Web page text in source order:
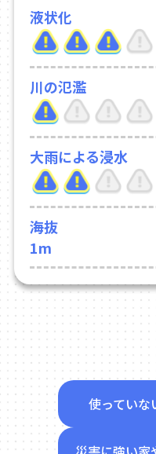
液状化
川の氾濫
大雨による浸水
海抜
1m
使っていな